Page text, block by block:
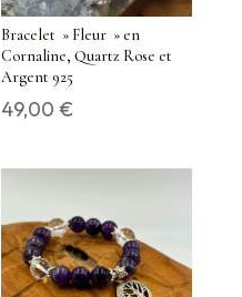
Bracelet » Fleur » en
Cornaline, Quartz Rose et
Argent 925
49,00€